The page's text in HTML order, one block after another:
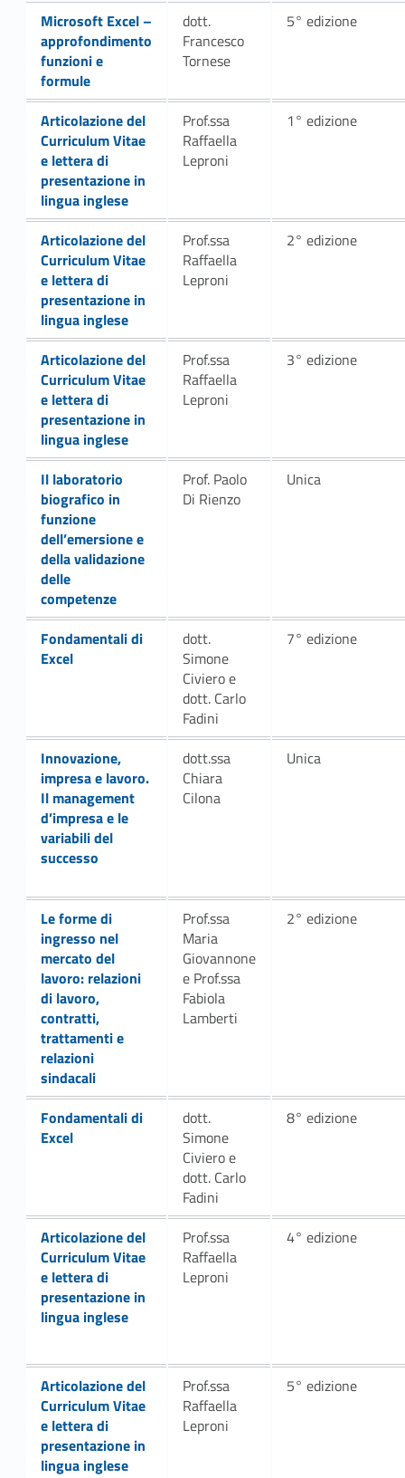
Link identifier #identifier__143520-53
Microsoft Excel –
approfondimento
funzioni e
formule
dott.
Francesco
Tornese
5° edizione
Link identifier #identifier__59283-56
Articolazione del
Curriculum Vitae
e lettera di
presentazione in
lingua inglese
Prof.ssa
Raffaella
Leproni
1° edizione
Link identifier #identifier__79123-59
Articolazione del
Curriculum Vitae
e lettera di
presentazione in
lingua inglese
Prof.ssa
Raffaella
Leproni
2° edizione
Link identifier #identifier__187744-62
Articolazione del
Curriculum Vitae
e lettera di
presentazione in
lingua inglese
Prof.ssa
Raffaella
Leproni
3° edizione
Link identifier #identifier__175813-65
Il laboratorio
biografico in
funzione
dell’emersione e
della validazione
delle
competenze
Prof. Paolo
Di Rienzo
Unica
Link identifier #identifier__23934-1
Fondamentali di
Excel
dott.
Simone
Civiero e
dott. Carlo
Fadini
7° edizione
Link identifier #identifier__57670-3
Innovazione,
impresa e lavoro.
Il management
d’impresa e le
variabili del
successo
dott.ssa
Chiara
Cilona
Unica
Link identifier #identifier__1656-5Le forme di
ingresso nel
mercato del
lavoro: relazioni
di lavoro,
contratti,
trattamenti e
relazioni
sindacali
Prof.ssa
Maria
Giovannone
e Prof.ssa
Fabiola
Lamberti
2° edizione
Link identifier #identifier__99766-7
Fondamentali di
Excel
dott.
Simone
Civiero e
dott. Carlo
Fadini
8° edizione
Link identifier #identifier__104437-9
Articolazione del
Curriculum Vitae
e lettera di
presentazione in
lingua inglese
Prof.ssa
Raffaella
Leproni
4° edizione
Link identifier #identifier__79328-11
Articolazione del
Curriculum Vitae
e lettera di
presentazione in
lingua inglese
Prof.ssa
Raffaella
Leproni
5° edizione